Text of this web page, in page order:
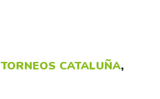
TORNEOS CATALUÑA,